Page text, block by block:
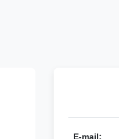
E-mail: